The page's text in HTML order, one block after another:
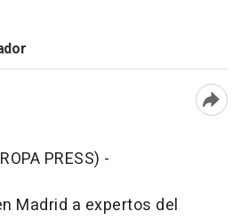
PRESS) -
Madrid a expertos del